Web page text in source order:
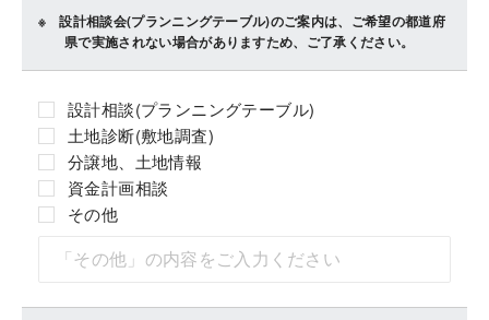
設計相談会(プランニングテーブル)のご案内は、ご希望の都道府
県で実施されない場合がありますため、ご了承ください。
設計相談(プランニングテーブル)
土地診断(敷地調査)
分譲地、土地情報
資金計画相談
その他